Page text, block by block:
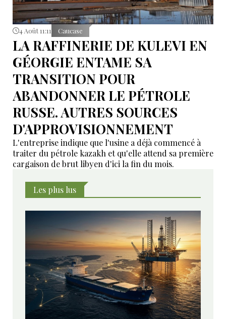
4 Août 11:11 Caucase
LA RAFFINERIE DE KULEVI EN
GÉORGIE ENTAME SA
TRANSITION POUR
ABANDONNER LE PÉTROLE
RUSSE. AUTRES SOURCES
D'APPROVISIONNEMENT
L'entreprise indique que l'usine a déjà commencé à
traiter du pétrole kazakh et qu'elle attend sa première
cargaison de brut libyen d'ici la fin du mois.
Les plus lus